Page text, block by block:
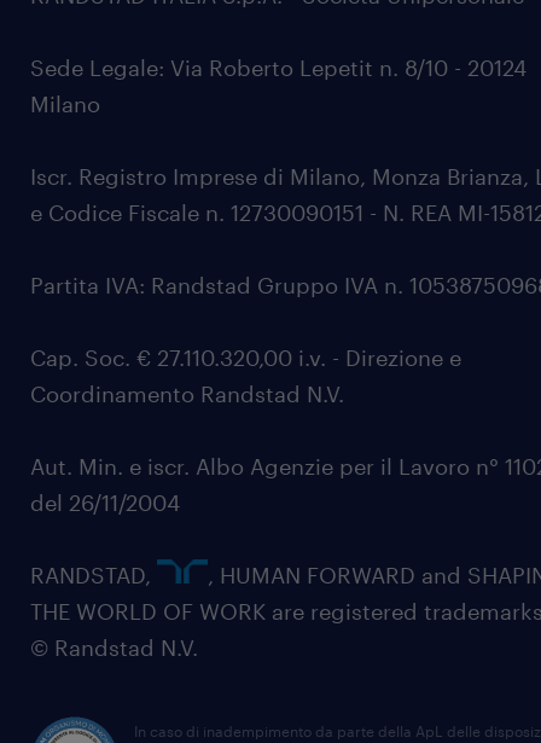
Sede Legale: Via Roberto Lepetit n. 8/10 - 20124
Milano
Iscr. Registro Imprese di Milano, Monza Brianza,
e Codice Fiscale n. 12730090151 - N. REA MI-
Partita IVA: Randstad Gruppo IVA n.
Cap. Soc. € 27.110.320,00 i.v. - Direzione e
Coordinamento Randstad N.V.
Aut. Min. e iscr. Albo Agenzie per il Lavoro n°
del 26/11/2004
RANDSTAD,
, HUMAN FORWARD and
THE WORLD OF WORK are registered
© Randstad N.V.
In caso di inadempimento da parte della ApL delle